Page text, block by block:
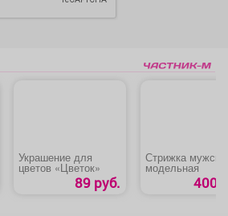
Украшение для
цветов «Цветок»
89 руб.
Стрижка
модельная
400